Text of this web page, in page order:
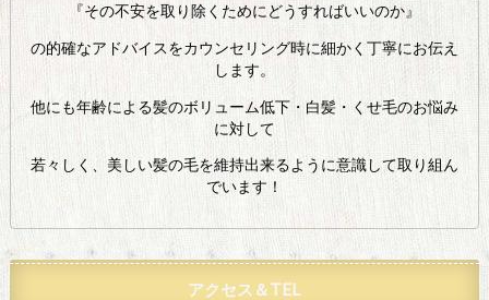
『その不安を取り除くためにどうすればいいのか』
の的確なアドバイスをカウンセリング時に細かく丁寧にお伝え
します。
他にも年齢による髪のボリューム低下・白髪・くせ毛のお悩み
に対して
若々しく、美しい髪の毛を維持出来るように意識して取り組ん
でいます！
アクセス＆TEL